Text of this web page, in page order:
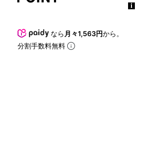
なら 月々1,563円から。
分割手数料無料